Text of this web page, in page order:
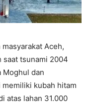
Aceh,
tsunami 2004
Moghul dan
kubah hitam
atas lahan 31.000